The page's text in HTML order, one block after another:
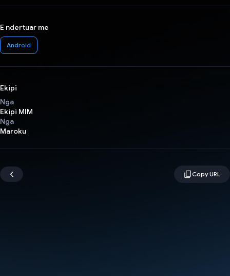
E ndertuar me
Android
Ekipi
Nga
Ekipi MIM
Nga
Maroku